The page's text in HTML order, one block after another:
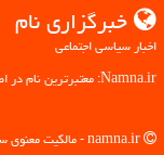
خبرگزاری نام
اخبار سیاسی اجتماعی
Namna.ir: معتبرترین نام در اطلاع رسانی اخبار سیاسی و اجتماعی، گامی مطمئن به سوی آگاهی